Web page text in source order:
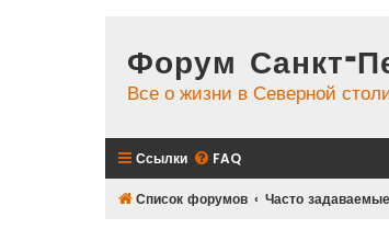
Форум Санкт-
Все о жизни в Северной
Ссылки FAQ
Список форумов Часто